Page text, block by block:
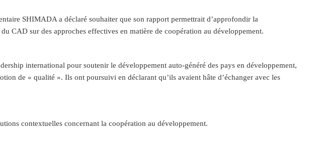
SHIMADA a déclaré souhaiter que son rapport permettrait d’approfondir la
CAD sur des approches effectives en matière de coopération au développement.
international pour soutenir le développement auto-généré des pays en développement,
de « qualité ». Ils ont poursuivi en déclarant qu’ils avaient hâte d’échanger avec les
contextuelles concernant la coopération au développement.